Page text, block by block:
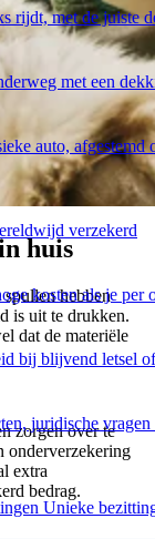
rijdt, met de juiste
met een
auto,
verzekerd
kosten als je per
bij blijvend letsel
juridische vragen
Unieke
huis
hebben
is uit te drukken.
dat de materiële
zorgen over te
onderverzekering
extra
bedrag.